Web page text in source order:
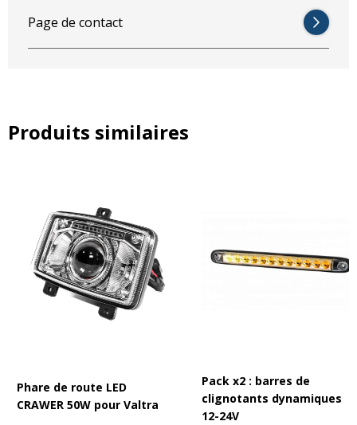
Page de contact
Produits similaires
Phare de route LED
CRAWER 50W pour Valtra
Pack x2 : barres de
clignotants dynamiques
12-24V